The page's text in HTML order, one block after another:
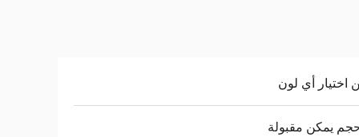
اختيار أي لون
يمكن مقبولة